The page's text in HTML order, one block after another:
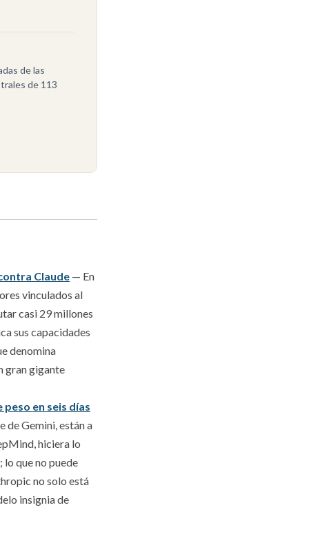
de las
de 113
Claude — En
vinculados al
casi 29 millones
sus capacidades
denomina
gran gigante
en seis días
de Gemini, están a
hiciera lo
lo que no puede
no solo está
insignia de